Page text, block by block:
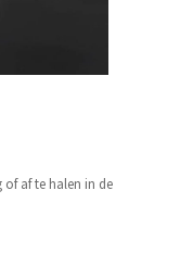
af te halen in de